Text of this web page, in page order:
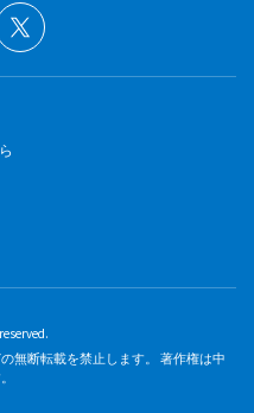
無断転載を禁止します。 著作権は中